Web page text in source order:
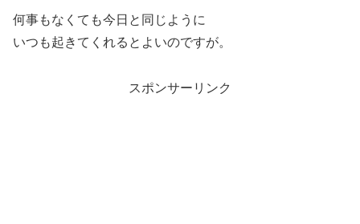
何事もなくても今日と同じように
いつも起きてくれるとよいのですが。
スポンサーリンク